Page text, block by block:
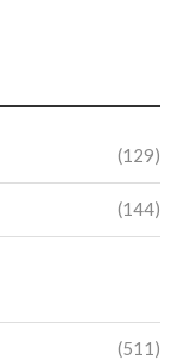
(129)
(144)
(511)